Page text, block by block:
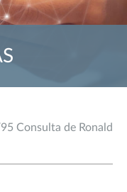
Consulta de Ronald